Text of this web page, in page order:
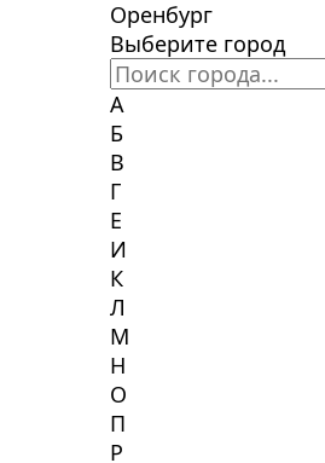
Оренбург
Выберите город
А
Б
В
Г
Е
И
К
Л
М
Н
О
П
Р